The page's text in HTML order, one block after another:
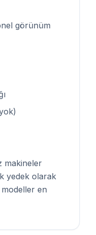
görünüm
makineler
yedek olarak
en